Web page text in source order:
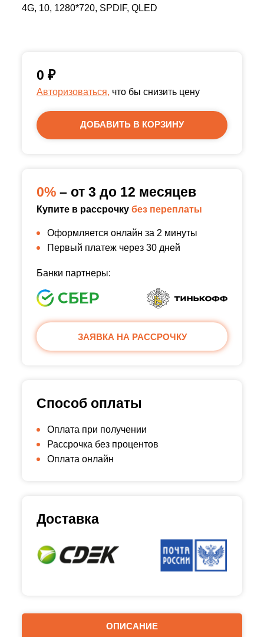
4G, 10, 1280*720, SPDIF, QLED
ОПИСАНИЕ
0 ₽
Авторизоваться, что бы снизить цену
ДОБАВИТЬ В КОРЗИНУ
0% – от 3 до 12 месяцев
Купите в рассрочку без переплаты
Оформляется онлайн за 2 минуты
Первый платеж через 30 дней
Банки партнеры:
ЗАЯВКА НА РАССРОЧКУ
Способ оплаты
Оплата при получении
Рассрочка без процентов
Оплата онлайн
Доставка